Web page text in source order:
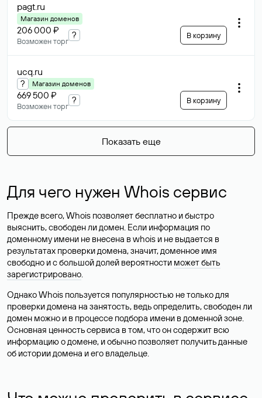
pagt.ru
Магазин доменов
206 000 ₽
Возможен торг
? В корзину
ucq.ru
? Магазин доменов
669 500 ₽
Возможен торг
? В корзину
Показать еще
Для чего нужен Whois сервис
Прежде всего, Whois позволяет бесплатно и быстро
выяснить, свободен ли домен. Если информация по
доменному имени не внесена в whois и не выдается в
результатах проверки домена, значит, доменное имя
свободно и с большой долей вероятности может быть
зарегистрировано.
Однако Whois пользуется популярностью не только для
проверки домена на занятость, ведь определить, свободен ли
домен можно и в процессе подбора имени в доменной зоне.
Основная ценность сервиса в том, что он содержит всю
информацию о домене, и обычно позволяет получить данные
об истории домена и его владельце.